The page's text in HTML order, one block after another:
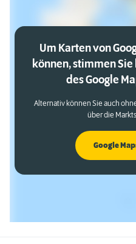
Um Karten von
können, stimmen
des Google
Alternativ können Sie auch
über die
Google